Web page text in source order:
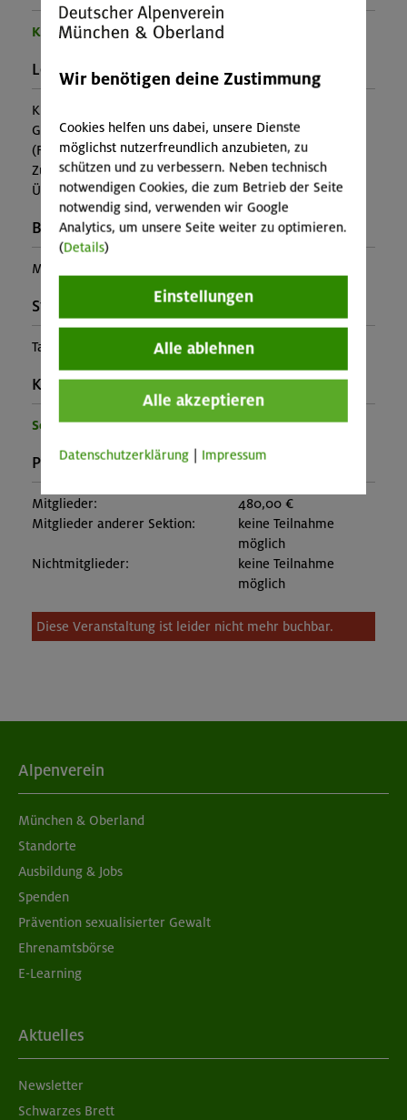
Kinder- und Jugendprogramm
Leistung:
Kursbetreuung, Übernachtung, Vollpension, Ausrüstung,
Gepäcktransport zur Hütte
(Falls nicht in den Leistungen inbegriffen, fallen
Zusatzkosten für z.B. An- und Abreise, Verpflegung,
Übernachtung oder Skipass an.)
Buchungscode:
MUC-25-0674
Stützpunkt:
Taschachhaus
Kontakt Veranstalter:
Sektion München
Preise:
Mitglieder:
480,00 €
Mitglieder anderer Sektion:
keine Teilnahme
möglich
Nichtmitglieder:
keine Teilnahme
möglich
Diese Veranstaltung ist leider nicht mehr buchbar.
Alpenverein
München & Oberland
Standorte
Ausbildung & Jobs
Spenden
Prävention sexualisierter Gewalt
Ehrenamtsbörse
E-Learning
Aktuelles
Newsletter
Schwarzes Brett
Wir benötigen deine Zustimmung
Cookies helfen uns dabei, unsere Dienste
möglichst nutzerfreundlich anzubieten, zu
schützen und zu verbessern. Neben technisch
notwendigen Cookies, die zum Betrieb der Seite
notwendig sind, verwenden wir Google
Analytics, um unsere Seite weiter zu optimieren.
(Details)
Einstellungen
Alle ablehnen
Alle akzeptieren
Datenschutzerklärung Impressum